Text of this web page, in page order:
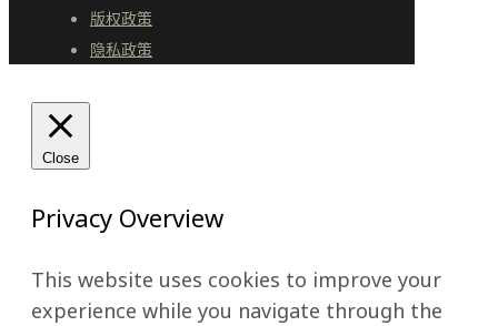
版权政策
隐私政策
Close
Privacy Overview
This website uses cookies to improve your
experience while you navigate through the